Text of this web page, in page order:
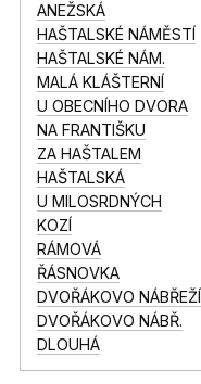
ANEŽSKÁ
HAŠTALSKÉ NÁMĚSTÍ
HAŠTALSKÉ NÁM.
MALÁ KLÁŠTERNÍ
U OBECNÍHO DVORA
NA FRANTIŠKU
ZA HAŠTALEM
HAŠTALSKÁ
U MILOSRDNÝCH
KOZÍ
RÁMOVÁ
ŘÁSNOVKA
DVOŘÁKOVO NÁBŘEŽÍ
DVOŘÁKOVO NÁBŘ.
DLOUHÁ